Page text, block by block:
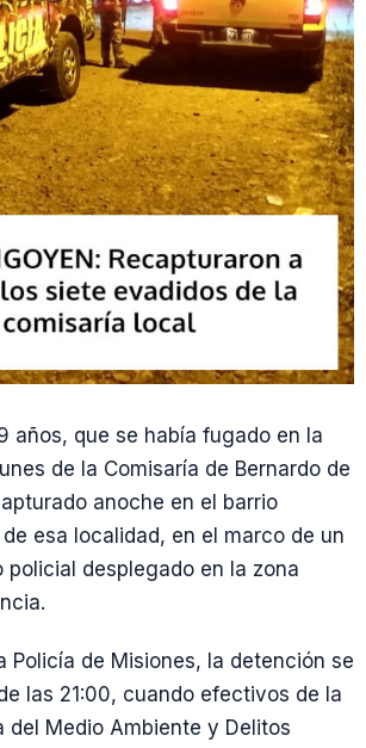
años, que se había fugado en la
de la Comisaría de Bernardo de
anoche en el barrio
esa localidad, en el marco de un
policial desplegado en la zona
Policía de Misiones, la detención se
las 21:00, cuando efectivos de la
del Medio Ambiente y Delitos